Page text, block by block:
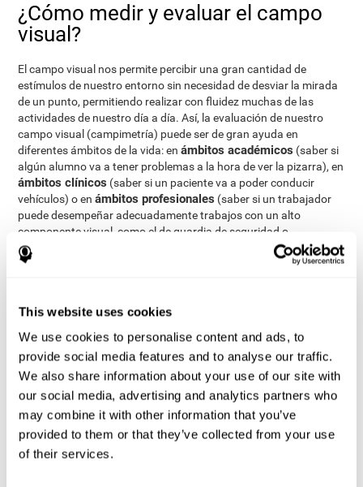
This website uses cookies
We use cookies to personalise content and ads, to
provide social media features and to analyse our traffic.
We also share information about your use of our site with
our social media, advertising and analytics partners who
may combine it with other information that you’ve
provided to them or that they’ve collected from your use
of their services.
¿Cómo medir y evaluar el campo
visual?
El campo visual nos permite percibir una gran cantidad de
estímulos de nuestro entorno sin necesidad de desviar la mirada
de un punto, permitiendo realizar con fluidez muchas de las
actividades de nuestro día a día. Así, la evaluación de nuestro
campo visual (campimetría) puede ser de gran ayuda en
diferentes ámbitos de la vida: enámbitos académicos (saber si
algún alumno va a tener problemas a la hora de ver la pizarra), en
ámbitos clínicos (saber si un paciente va a poder conducir
vehículos) o enámbitos profesionales (saber si un trabajador
puede desempeñar adecuadamente trabajos con un alto
componente visual, como el de guardia de seguridad o
transportista).
cognitivas
. El test que ofrece
visual está basado en el test Useful Field of Vision (UFOV) y en
otras baterías de evaluación neuropsicológicas que miden el
campo visual. Este test se centra exclusivamente en medir el
campo de visión, aunque se requiere de atención, memoria visual
a corto plazo, percepción visual y percepción espacial.
Test de Capacidad Visual WIFIVI: En el centro de la pantalla
aparecerá una silueta y desaparecerá rápidamente. Acto
seguido aparecerá dicha silueta acompañada de otras dos,
en orden aleatorio y deberemos seleccionar cuál era la